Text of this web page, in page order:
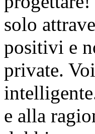
solo
positivi e
private.
e alla